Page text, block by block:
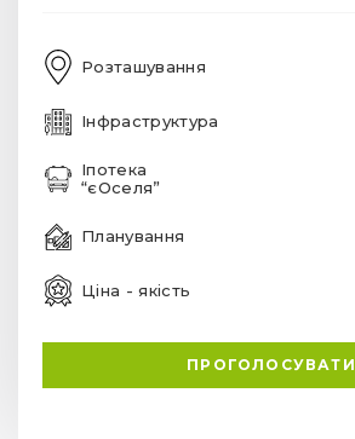
Розташування
Інфраструктура
Іпотека
“єОселя”
Планування
Ціна - якість
ПРОГОЛОСУВАТИ